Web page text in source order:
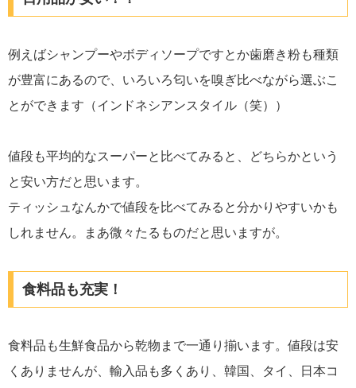
例えばシャンプーやボディソープですとか歯磨き粉も種類
が豊富にあるので、いろいろ匂いを嗅ぎ比べながら選ぶこ
とができます（インドネシアンスタイル（笑））
値段も平均的なスーパーと比べてみると、どちらかという
と安い方だと思います。
ティッシュなんかで値段を比べてみると分かりやすいかも
しれません。まあ微々たるものだと思いますが。
食料品も充実！
食料品も生鮮食品から乾物まで一通り揃います。値段は安
くありませんが、輸入品も多くあり、韓国、タイ、日本コ